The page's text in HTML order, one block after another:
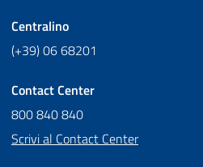
Centralino
(+39) 06 68201
Contact Center
800 840 840
Scrivi al Contact Center